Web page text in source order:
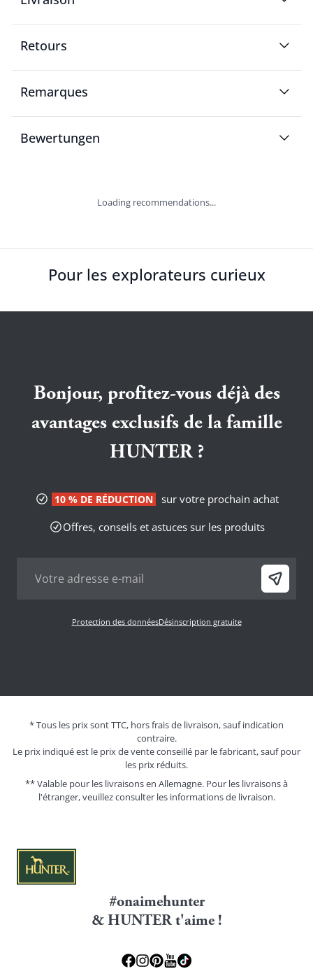
Retours
Remarques
Bewertungen
Loading recommendations...
Pour les explorateurs curieux
Bonjour, profitez-vous déjà des
avantages exclusifs de la famille
HUNTER ?
10 % DE RÉDUCTION
sur votre prochain achat
Offres, conseils et astuces sur les produits
Protection des donnéesDésinscription gratuite
* Tous les prix sont TTC, hors frais de livraison, sauf indication
contraire.
Le prix indiqué est le prix de vente conseillé par le fabricant, sauf pour
les prix réduits.
** Valable pour les livraisons en Allemagne. Pour les livraisons à
l'étranger, veuillez consulter les informations de livraison.
#onaimehunter
& HUNTER t'aime !